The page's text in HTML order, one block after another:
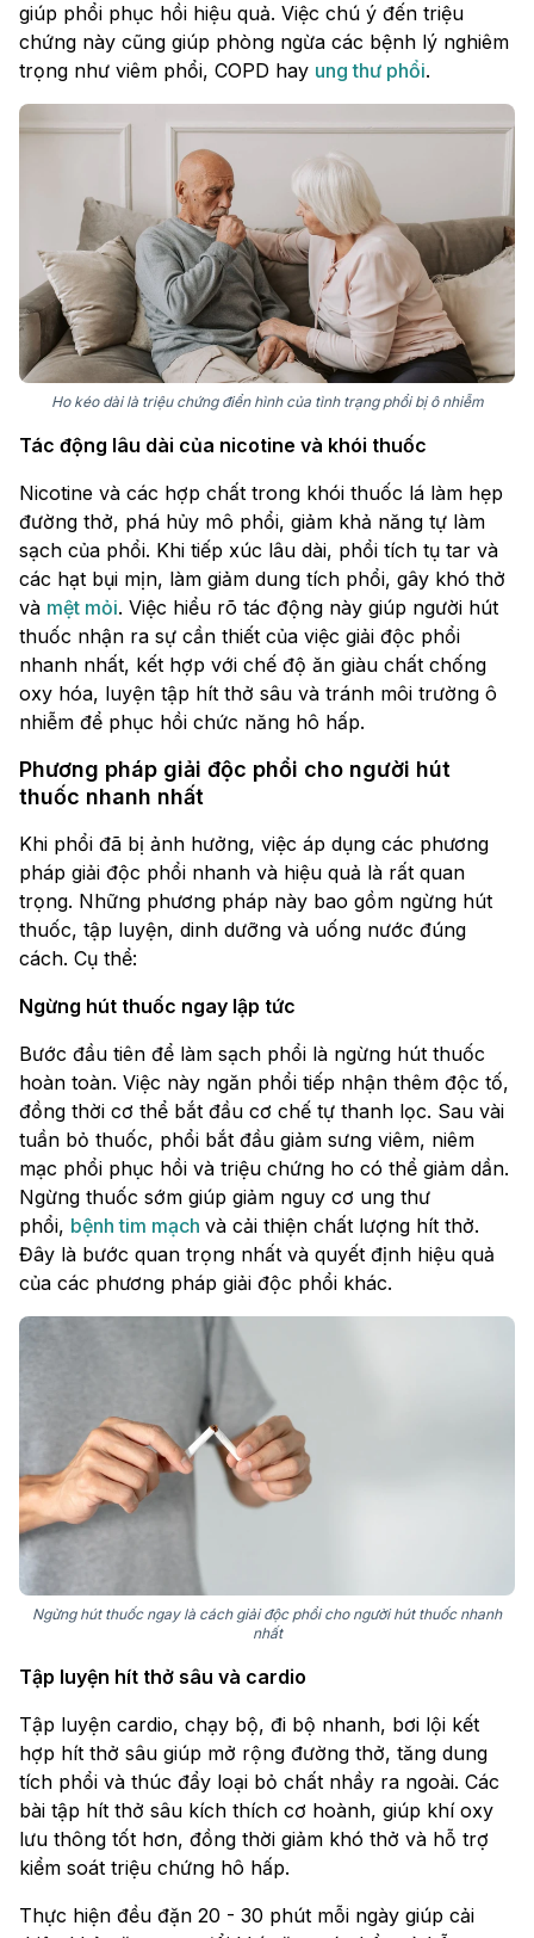
giúp phổi phục hồi hiệu quả. Việc chú ý đến triệu
chứng này cũng giúp phòng ngừa các bệnh lý nghiêm
trọng như viêm phổi, COPD hay ung thư phổi.
Ho kéo dài là triệu chứng điển hình của tình trạng phổi bị ô nhiễm
Tác động lâu dài của nicotine và khói thuốc
Nicotine và các hợp chất trong khói thuốc lá làm hẹp
đường thở, phá hủy mô phổi, giảm khả năng tự làm
sạch của phổi. Khi tiếp xúc lâu dài, phổi tích tụ tar và
các hạt bụi mịn, làm giảm dung tích phổi, gây khó thở
và mệt mỏi. Việc hiểu rõ tác động này giúp người hút
thuốc nhận ra sự cần thiết của việc giải độc phổi
nhanh nhất, kết hợp với chế độ ăn giàu chất chống
oxy hóa, luyện tập hít thở sâu và tránh môi trường ô
nhiễm để phục hồi chức năng hô hấp.
Phương pháp giải độc phổi cho người hút
thuốc nhanh nhất
Khi phổi đã bị ảnh hưởng, việc áp dụng các phương
pháp giải độc phổi nhanh và hiệu quả là rất quan
trọng. Những phương pháp này bao gồm ngừng hút
thuốc, tập luyện, dinh dưỡng và uống nước đúng
cách. Cụ thể:
Ngừng hút thuốc ngay lập tức
Bước đầu tiên để làm sạch phổi là ngừng hút thuốc
hoàn toàn. Việc này ngăn phổi tiếp nhận thêm độc tố,
đồng thời cơ thể bắt đầu cơ chế tự thanh lọc. Sau vài
tuần bỏ thuốc, phổi bắt đầu giảm sưng viêm, niêm
mạc phổi phục hồi và triệu chứng ho có thể giảm dần.
Ngừng thuốc sớm giúp giảm nguy cơ ung thư
phổi, bệnh tim mạch và cải thiện chất lượng hít thở.
Đây là bước quan trọng nhất và quyết định hiệu quả
của các phương pháp giải độc phổi khác.
Ngừng hút thuốc ngay là cách giải độc phổi cho người hút thuốc nhanh
nhất
Tập luyện hít thở sâu và cardio
Tập luyện cardio, chạy bộ, đi bộ nhanh, bơi lội kết
hợp hít thở sâu giúp mở rộng đường thở, tăng dung
tích phổi và thúc đẩy loại bỏ chất nhầy ra ngoài. Các
bài tập hít thở sâu kích thích cơ hoành, giúp khí oxy
lưu thông tốt hơn, đồng thời giảm khó thở và hỗ trợ
kiểm soát triệu chứng hô hấp.
Thực hiện đều đặn 20 - 30 phút mỗi ngày giúp cải